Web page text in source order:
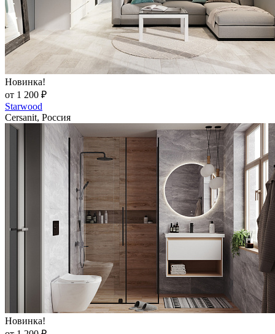
Новинка!
от 1 200 ₽
Starwood
Cersanit, Россия
Новинка!